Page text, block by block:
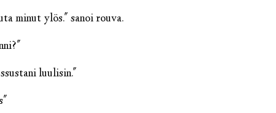
minut ylös." sanoi rouva.
luulisin."